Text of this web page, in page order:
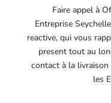
Faire appel à
Entreprise
reactive, qui vous
present tout au
contact à la livraison
les